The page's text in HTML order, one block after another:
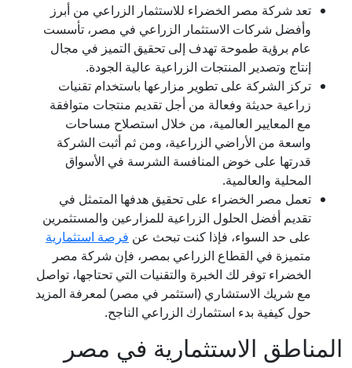
تعد شركة مصر الخضراء للاستثمار الزراعي من أبرز
وأفضل شركات الاستثمار الزراعي في مصر، تأسست
عام برؤية طموحة تهدف إلى تحقيق التميز في مجال
إنتاج وتصدير المنتجات الزراعية عالية الجودة.
تركز الشركة على تطوير مزارعها باستخدام تقنيات
زراعية حديثة وفعالة من أجل تقديم منتجات متوافقة
مع المعايير العالمية، من خلال استصلاح مساحات
واسعة من الأراضي الزراعية، ومن ثم أثبت الشركة
قدرتها على خوض المنافسة الشرسة في الأسواق
المحلية والعالمية.
تعمل مصر الخضراء على تحقيق هدفها المتمثل في
تقديم أفضل الحلول الزراعية للمزارعين والمستثمرين
على حد السواء، فإذا كنت تبحث عن فرصة استثمارية
متميزة في القطاع الزراعي بمصر، فإن شركة مصر
الخضراء توفر لك الخبرة والتقنيات التي تحتاجها، تواصل
مع شريك الاستشاري (استثمر في مصر) لمعرفة المزيد
حول كيفية بدء استثمارك الزراعي الناجح.
المناطق الاستثمارية في مصر